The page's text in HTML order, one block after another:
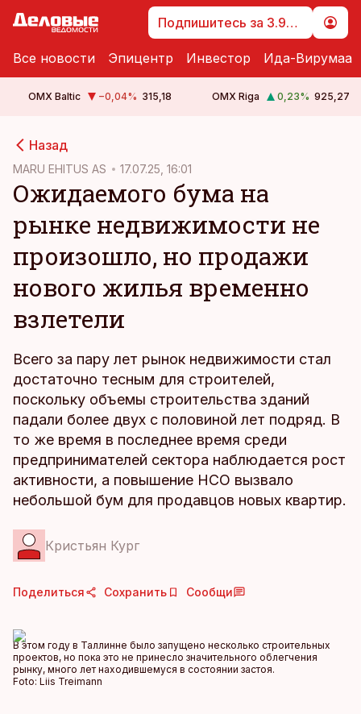
Подпишитесь за 3.99 €
Все новости Эпицентр Инвестор Ида-Вирумаа
OMX Baltic −0,04% 315,18 OMX Riga 0,23% 925,27
Назад
MARU EHITUS AS 17.07.25, 16:01
Ожидаемого бума на
рынке недвижимости не
произошло, но продажи
нового жилья временно
взлетели
Всего за пару лет рынок недвижимости стал
достаточно тесным для строителей,
поскольку объемы строительства зданий
падали более двух с половиной лет подряд. В
то же время в последнее время среди
предпринимателей сектора наблюдается рост
активности, а повышение НСО вызвало
небольшой бум для продавцов новых квартир.
Кристьян Кург
Поделиться Сохранить Сообщи
В этом году в Таллинне было запущено несколько строительных
проектов, но пока это не принесло значительного облегчения
рынку, много лет находившемуся в состоянии застоя.
Foto: Liis Treimann